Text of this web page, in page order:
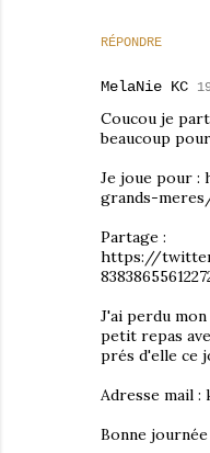
RÉPONDRE
MelaNie KC
Coucou je
beaucoup
Je joue pour
grands-
Partage :
https://
J'ai perdu
petit repas
prés d'elle ce
Adresse mail :
Bonne journée